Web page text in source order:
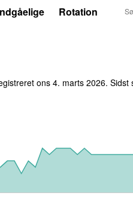
Rotation
ons 4. marts 2026. Sidst